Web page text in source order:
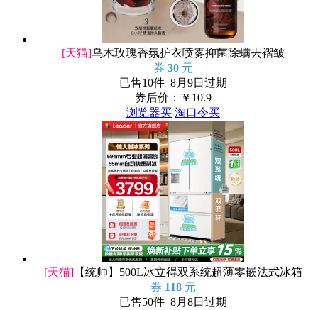
[天猫]乌木玫瑰香氛护衣喷雾抑菌除螨去褶皱
券 30 元
已售10件 8月9日过期
券后价：￥ 10.9
浏览器买 淘口令买
[天猫] 【统帅】500L冰立得双系统超薄零嵌法式冰箱
券 118 元
已售50件 8月8日过期